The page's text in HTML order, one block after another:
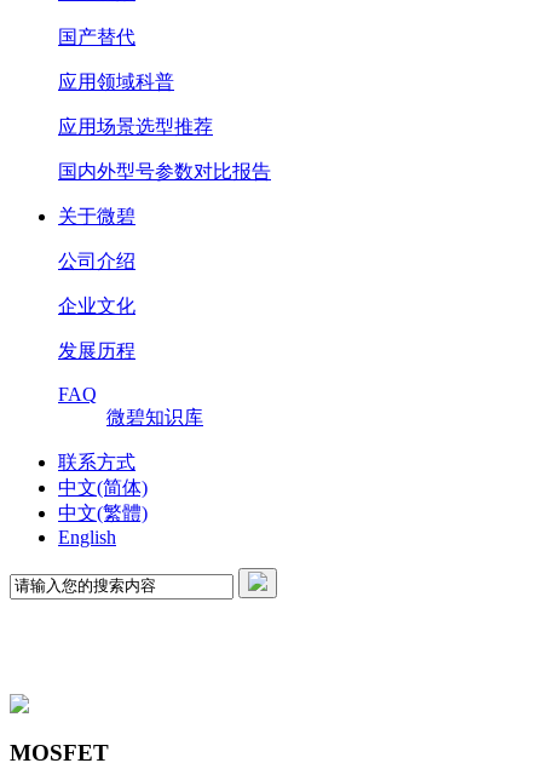
国产替代
应用领域科普
应用场景选型推荐
国内外型号参数对比报告
关于微碧
公司介绍
企业文化
发展历程
FAQ
微碧知识库
联系方式
中文(简体)
中文(繁體)
English
MOSFET